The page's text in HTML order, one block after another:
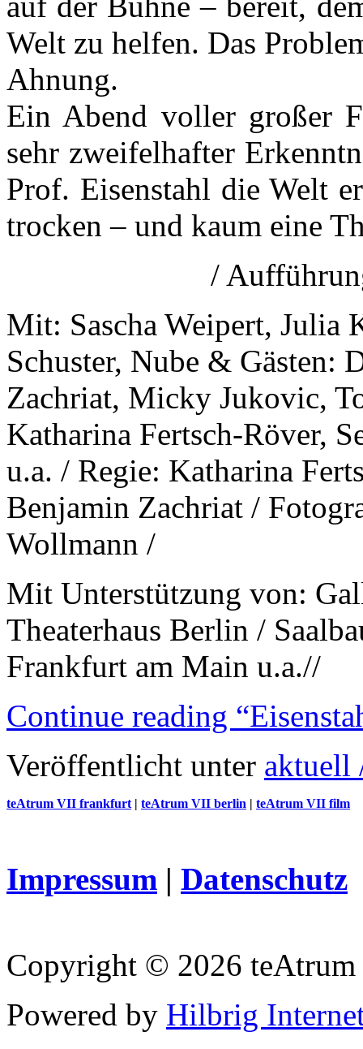
Welt zu helfen. Das
Ahnung.
Ein Abend voller großer
sehr zweifelhafter
Prof. Eisenstahl die Welt
trocken – und kaum eine
/
Mit: Sascha Weipert, Julia
Schuster, Nube & Gästen:
Zachriat, Micky Jukovic,
Katharina Fertsch-Röver,
u.a. / Regie: Katharina
Benjamin Zachriat /
Wollmann /
Mit Unterstützung von:
Theaterhaus Berlin /
Frankfurt am Main u.a.//
Continue reading
Veröffentlicht unter aktuell
teAtrum VII frankfurt | teAtrum VII berlin | teAtrum VII film
Impressum | Datenschutz
Copyright © 2026
Powered by Hilbrig